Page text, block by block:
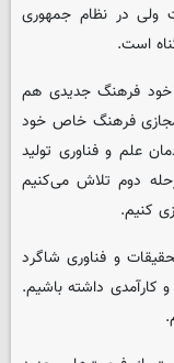
ولی در نظام جمهوری
است.
خود فرهنگ جدیدی هم
فرهنگ خاص خود
علم و فناوری تولید
دوم تلاش می‌کنیم
کنیم.
و فناوری شاگرد
کارآمدی داشته باشیم.